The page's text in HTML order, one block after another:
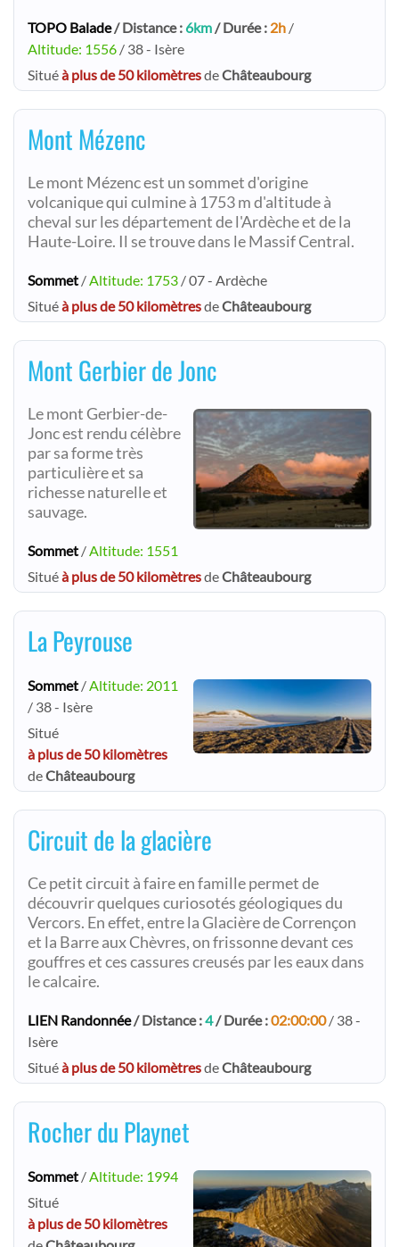
TOPO Balade/ Distance : 6km/ Durée : 2h /
Altitude: 1556 / 38 - Isère
Situéà plus de 50 kilomètresdeChâteaubourg
Mont Mézenc
Le mont Mézenc est un sommet d'origine
volcanique qui culmine à 1753 m d'altitude à
cheval sur les département de l'Ardèche et de la
Haute-Loire. Il se trouve dans le Massif Central.
Sommet /Altitude: 1753 / 07 - Ardèche
Situéà plus de 50 kilomètresdeChâteaubourg
Mont Gerbier de Jonc
Le mont Gerbier-de-
Jonc est rendu célèbre
par sa forme très
particulière et sa
richesse naturelle et
sauvage.
Sommet /Altitude: 1551
Situéà plus de 50 kilomètresdeChâteaubourg
La Peyrouse
Sommet /Altitude: 2011
/ 38 - Isère
Situé
à plus de 50 kilomètres
deChâteaubourg
Circuit de la glacière
Ce petit circuit à faire en famille permet de
découvrir quelques curiosotés géologiques du
Vercors. En effet, entre la Glacière de Corrençon
et la Barre aux Chèvres, on frissonne devant ces
gouffres et ces cassures creusés par les eaux dans
le calcaire.
LIEN Randonnée/ Distance :4/ Durée :02:00:00/ 38 -
Isère
Situéà plus de 50 kilomètresdeChâteaubourg
Rocher du Playnet
Sommet /Altitude: 1994
Situé
à plus de 50 kilomètres